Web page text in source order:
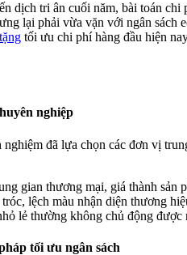
dịch tri ân cuối năm, bài toán
lại phải vừa vặn với ngân
tối ưu chi phí hàng đầu hiện
nghiệp​
đã lựa chọn các đơn vị
gian thương mại, giá thành sản
lệch màu nhận diện thương
lẻ thường không chủ động
tối ưu ngân sách​